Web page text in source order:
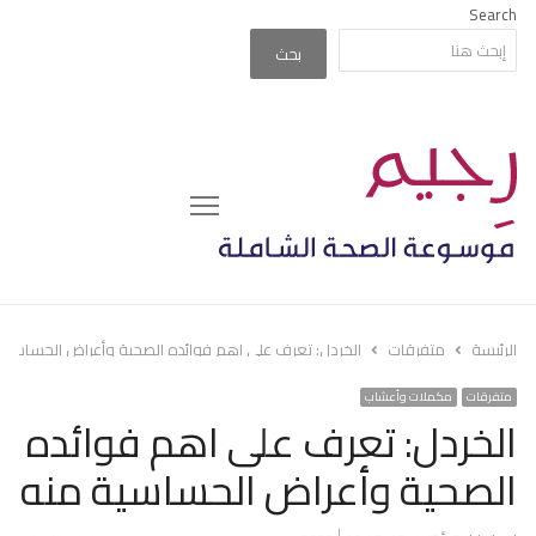
Search
بحث
Menu
الرئيسة متفرقات الخردل: تعرف على اهم فوائده الصحية وأعراض
متفرقات مكملات وأعشاب
الخردل: تعرف على اهم فوائده
الصحية وأعراض الحساسية منه